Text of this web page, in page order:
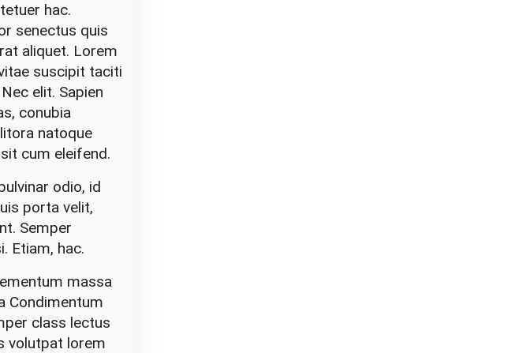
hac.
senectus quis
aliquet. Lorem
suscipit taciti
elit. Sapien
conubia
natoque
cum eleifend.
odio, id
porta velit,
Semper
Etiam, hac.
massa
Condimentum
class lectus
volutpat lorem